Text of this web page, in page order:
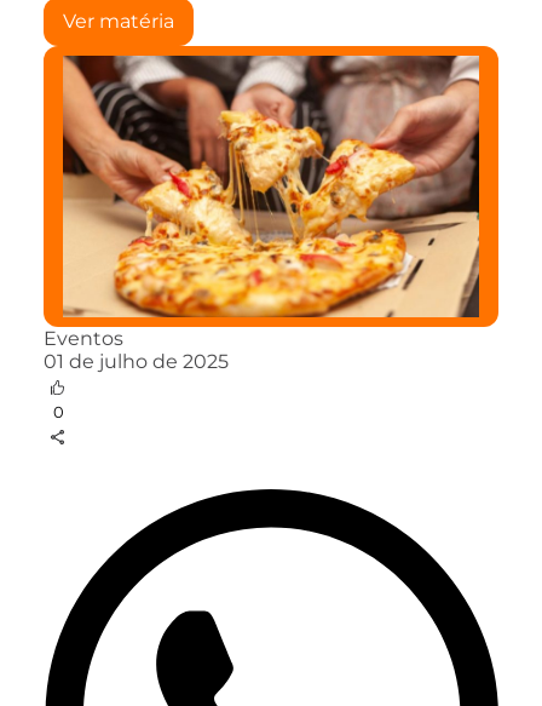
Ver matéria
Eventos
01 de julho de 2025
0